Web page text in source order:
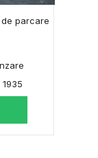
parcare
1935